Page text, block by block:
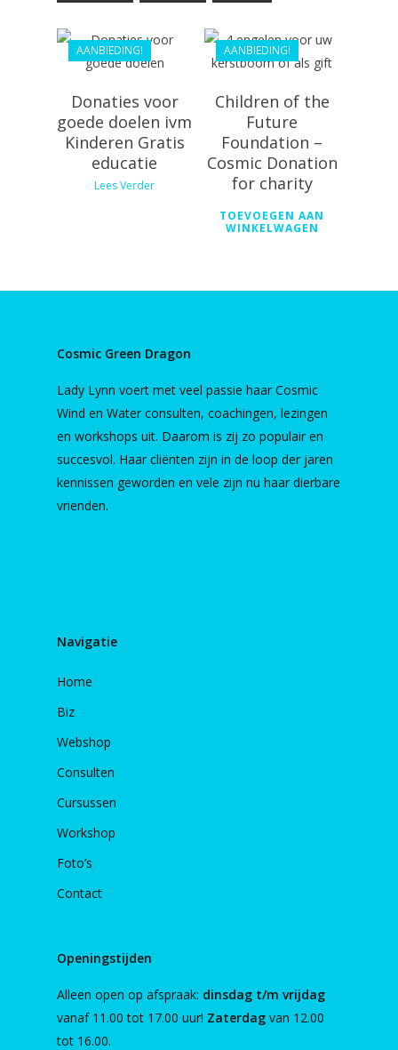
AANBIEDING!
Donaties voor
goede doelen ivm
Kinderen Gratis
educatie
Lees Verder
AANBIEDING!
Children of the
Future
Foundation –
Cosmic Donation
for charity
TOEVOEGEN AAN
WINKELWAGEN
Cosmic Green Dragon
Lady Lynn voert met veel passie haar Cosmic
Wind en Water consulten, coachingen, lezingen
en workshops uit. Daarom is zij zo populair en
succesvol. Haar cliënten zijn in de loop der jaren
kennissen geworden en vele zijn nu haar dierbare
vrienden.
Navigatie
Home
Biz
Webshop
Consulten
Cursussen
Workshop
Foto’s
Contact
Openingstijden
Alleen open op afspraak: dinsdag t/m vrijdag
vanaf 11.00 tot 17.00 uur! Zaterdag van 12.00
tot 16.00.